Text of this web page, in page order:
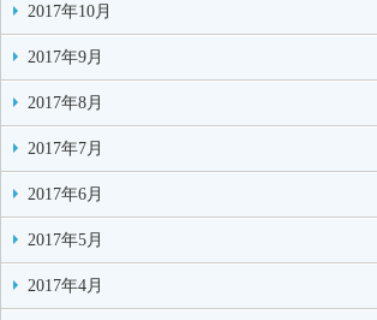
2017年10月
2017年9月
2017年8月
2017年7月
2017年6月
2017年5月
2017年4月